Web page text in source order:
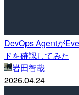
DevOps Agentが
ドを確認してみた
岩田智哉
2026.04.24